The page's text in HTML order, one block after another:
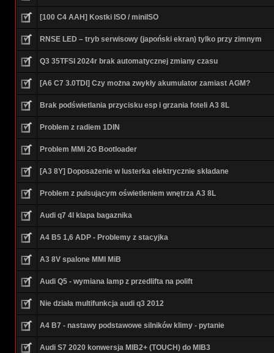
[100 C4 AAH] Kostki ISO / miniISO
RNSE LED – tryb serwisowy (japoński ekran) tylko przy zimnym
Q3 35TFSI 2024r brak automatycznej zmiany czasu
[A6 C7 3.0TDI] Czy można zwykły akumulator zamiast AGM?
Brak podświetlania przycisku esp i grzania foteli A3 8L
Problem z radiem 1DIN
Problem MMi 2G Bootloader
[A3 8Y] Doposażenie w lusterka elektrycznie składane
Problem z pulsującym oświetleniem wnętrza A3 8L
Audi q7 4l klapa bagaznika
A4 B5 1,6 ADP - Problemy z stacyjka
A3 8V spalone MMI MiB
Audi Q5 - wymiana lamp z przedlifta na polift
Nie działa multifunkcja audi q3 2012
A4 B7 - nastawy podstawowe silników klimy - pytanie
Audi S7 2020 konwersja MIB2+ (TOUCH) do MIB3